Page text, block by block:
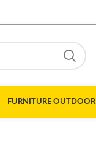
FURNITURE OUTDOOR